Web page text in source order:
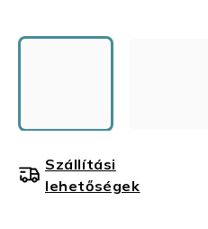
Szállítási
lehetőségek